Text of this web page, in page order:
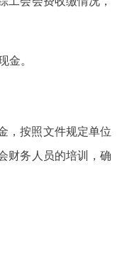
。
，按照文件规定单位
财务人员的培训，确